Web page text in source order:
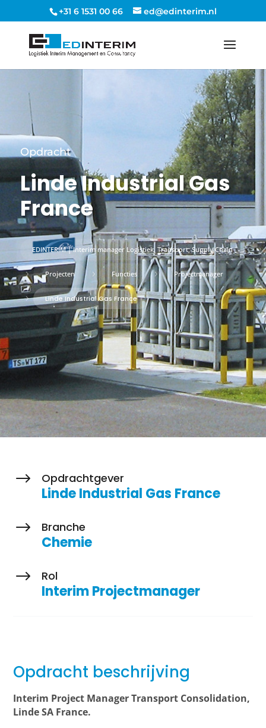
+31 6 1531 00 66 ed@edinterim.nl
Opdracht
Linde Industrial Gas
France
EDINTERIM | Interim manager Logistiek, Transport, Supply Chain
5 Projecten 5 Functies 5 Projectmanager
5 Linde Industrial Gas France
$ Opdrachtgever
Linde Industrial Gas France
$ Branche
Chemie
$ Rol
Interim Projectmanager
Opdracht beschrijving
Interim Project Manager Transport Consolidation,
Linde SA France.